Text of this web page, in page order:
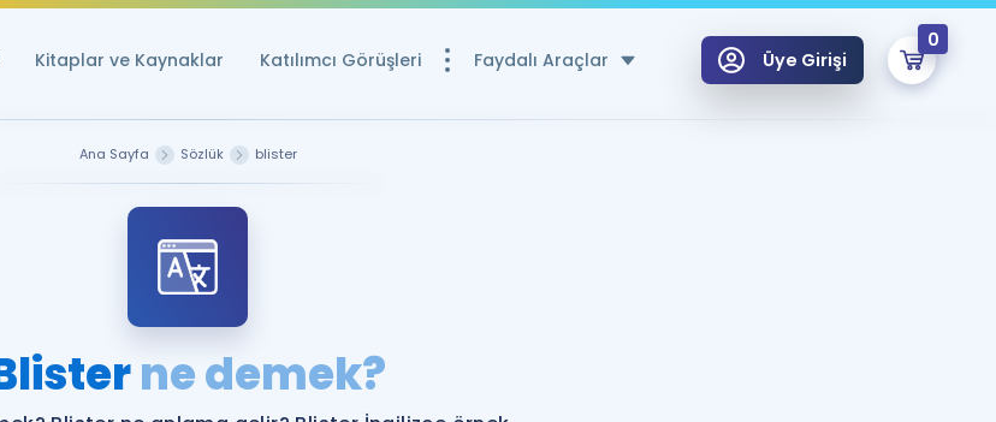
Kitaplar ve Kaynaklar Katılımcı Görüşleri Faydalı Araçlar
YDS ve YÖKDİL Puan Hesaplama Aracı
Rehberlik Aracı
Üye Girişi
0
Ana Sayfa Sözlük blister
ne demek?